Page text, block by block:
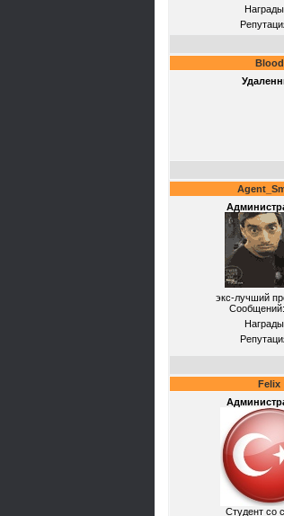
Blood
экс-лучший
Сообщений:
Felix
Студент со